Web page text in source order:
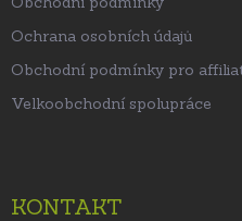
Ochrana osobních údajů
Obchodní podmínky pro
Velkoobchodní spolupráce
KONTAKT